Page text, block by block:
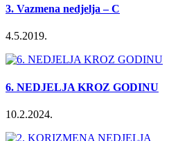
3. Vazmena nedjelja – C
4.5.2019.
6. NEDJELJA KROZ GODINU
10.2.2024.